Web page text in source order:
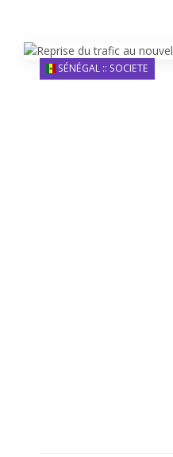
SÉNÉGAL :: SOCIETE